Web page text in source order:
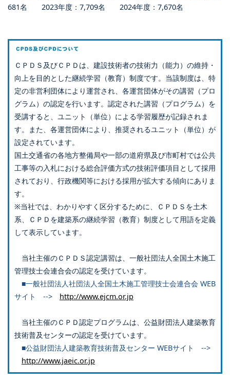
681名 2023年度：7,709名 2024年度：7,670名
ＣＰＤＳ及びＣＰＤは、建設技術者の技術力（能力）の維持・
向上を目的とした継続学習（教育）制度です。当該制度は、特
定の非営利団体により運営され、各運営団体がその講習（プロ
グラム）の認定を行います。認定された講習（プログラム）を
受講すると、ユニット（単位）による学習履歴が記録されま
す。また、各運営団体により、推奨されるユニット（単位）が
設定されています。
国土交通省の各地方整備局や一部の道府県及び市町村では公共
工事等の入札における総合評価方式の技術評価項目として採用
されており、行政機関等における採用が拡大する傾向にありま
す。
※当社では、わかりやすく区分するために、ＣＰＤＳを土木
系、ＣＰＤを建築系の継続学習（教育）制度として用語を定義
して表示しています。
当社主催のＣＰＤＳ認定講習は、一般社団法人全国土木施工
管理技士会連合会の認定を受けています。
■一般社団法人社団法人全国土木施工管理技士会連合会 WEB
サイト --> http://www.ejcm.or.jp
当社主催のＣＰＤ認定プログラムは、公益財団法人建築教育
技術普及センターの認定を受けています。
■公益財団法人建築教育技術普及センター WEBサイト -->
http://www.jaeic.or.jp